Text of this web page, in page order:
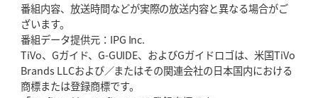
2026年5月21日(木)更新
狭山RG、ライチェル海遥スタッフ入り
ッション
2026年5月14日(木)更新
神戸、1位通過の立役者レタリック
番組内容、放送時間などが実際の放送内容と異なる場合がご
ざいます。
番組データ提供元：IPG Inc.
TiVo、Gガイド、G-GUIDE、およびGガイドロゴは、米国TiVo
Brands LLCおよび／またはその関連会社の日本国内における
商標または登録商標です。